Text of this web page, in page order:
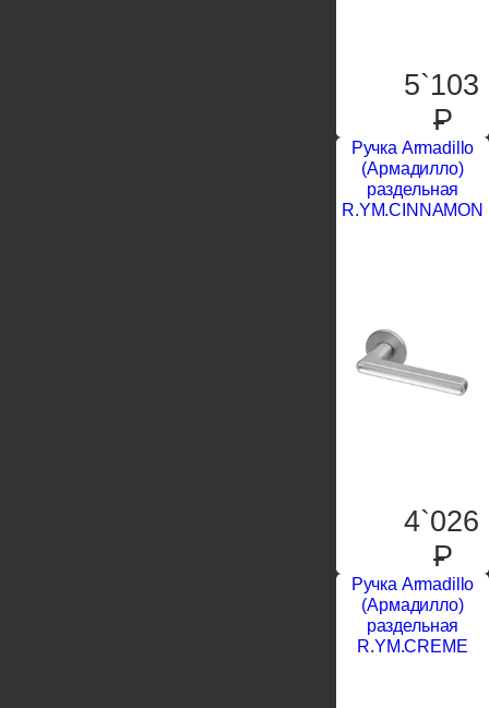
5`103
P
Ручка Armadillo
(Армадилло)
раздельная
R.YM.CINNAMON
4`026
P
Ручка Armadillo
(Армадилло)
раздельная
R.YM.CREME